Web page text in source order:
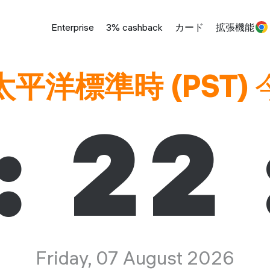
Enterprise 3% cashback カード 拡張機能
平洋標準時 (PST)
22
Friday, 07 August 2026